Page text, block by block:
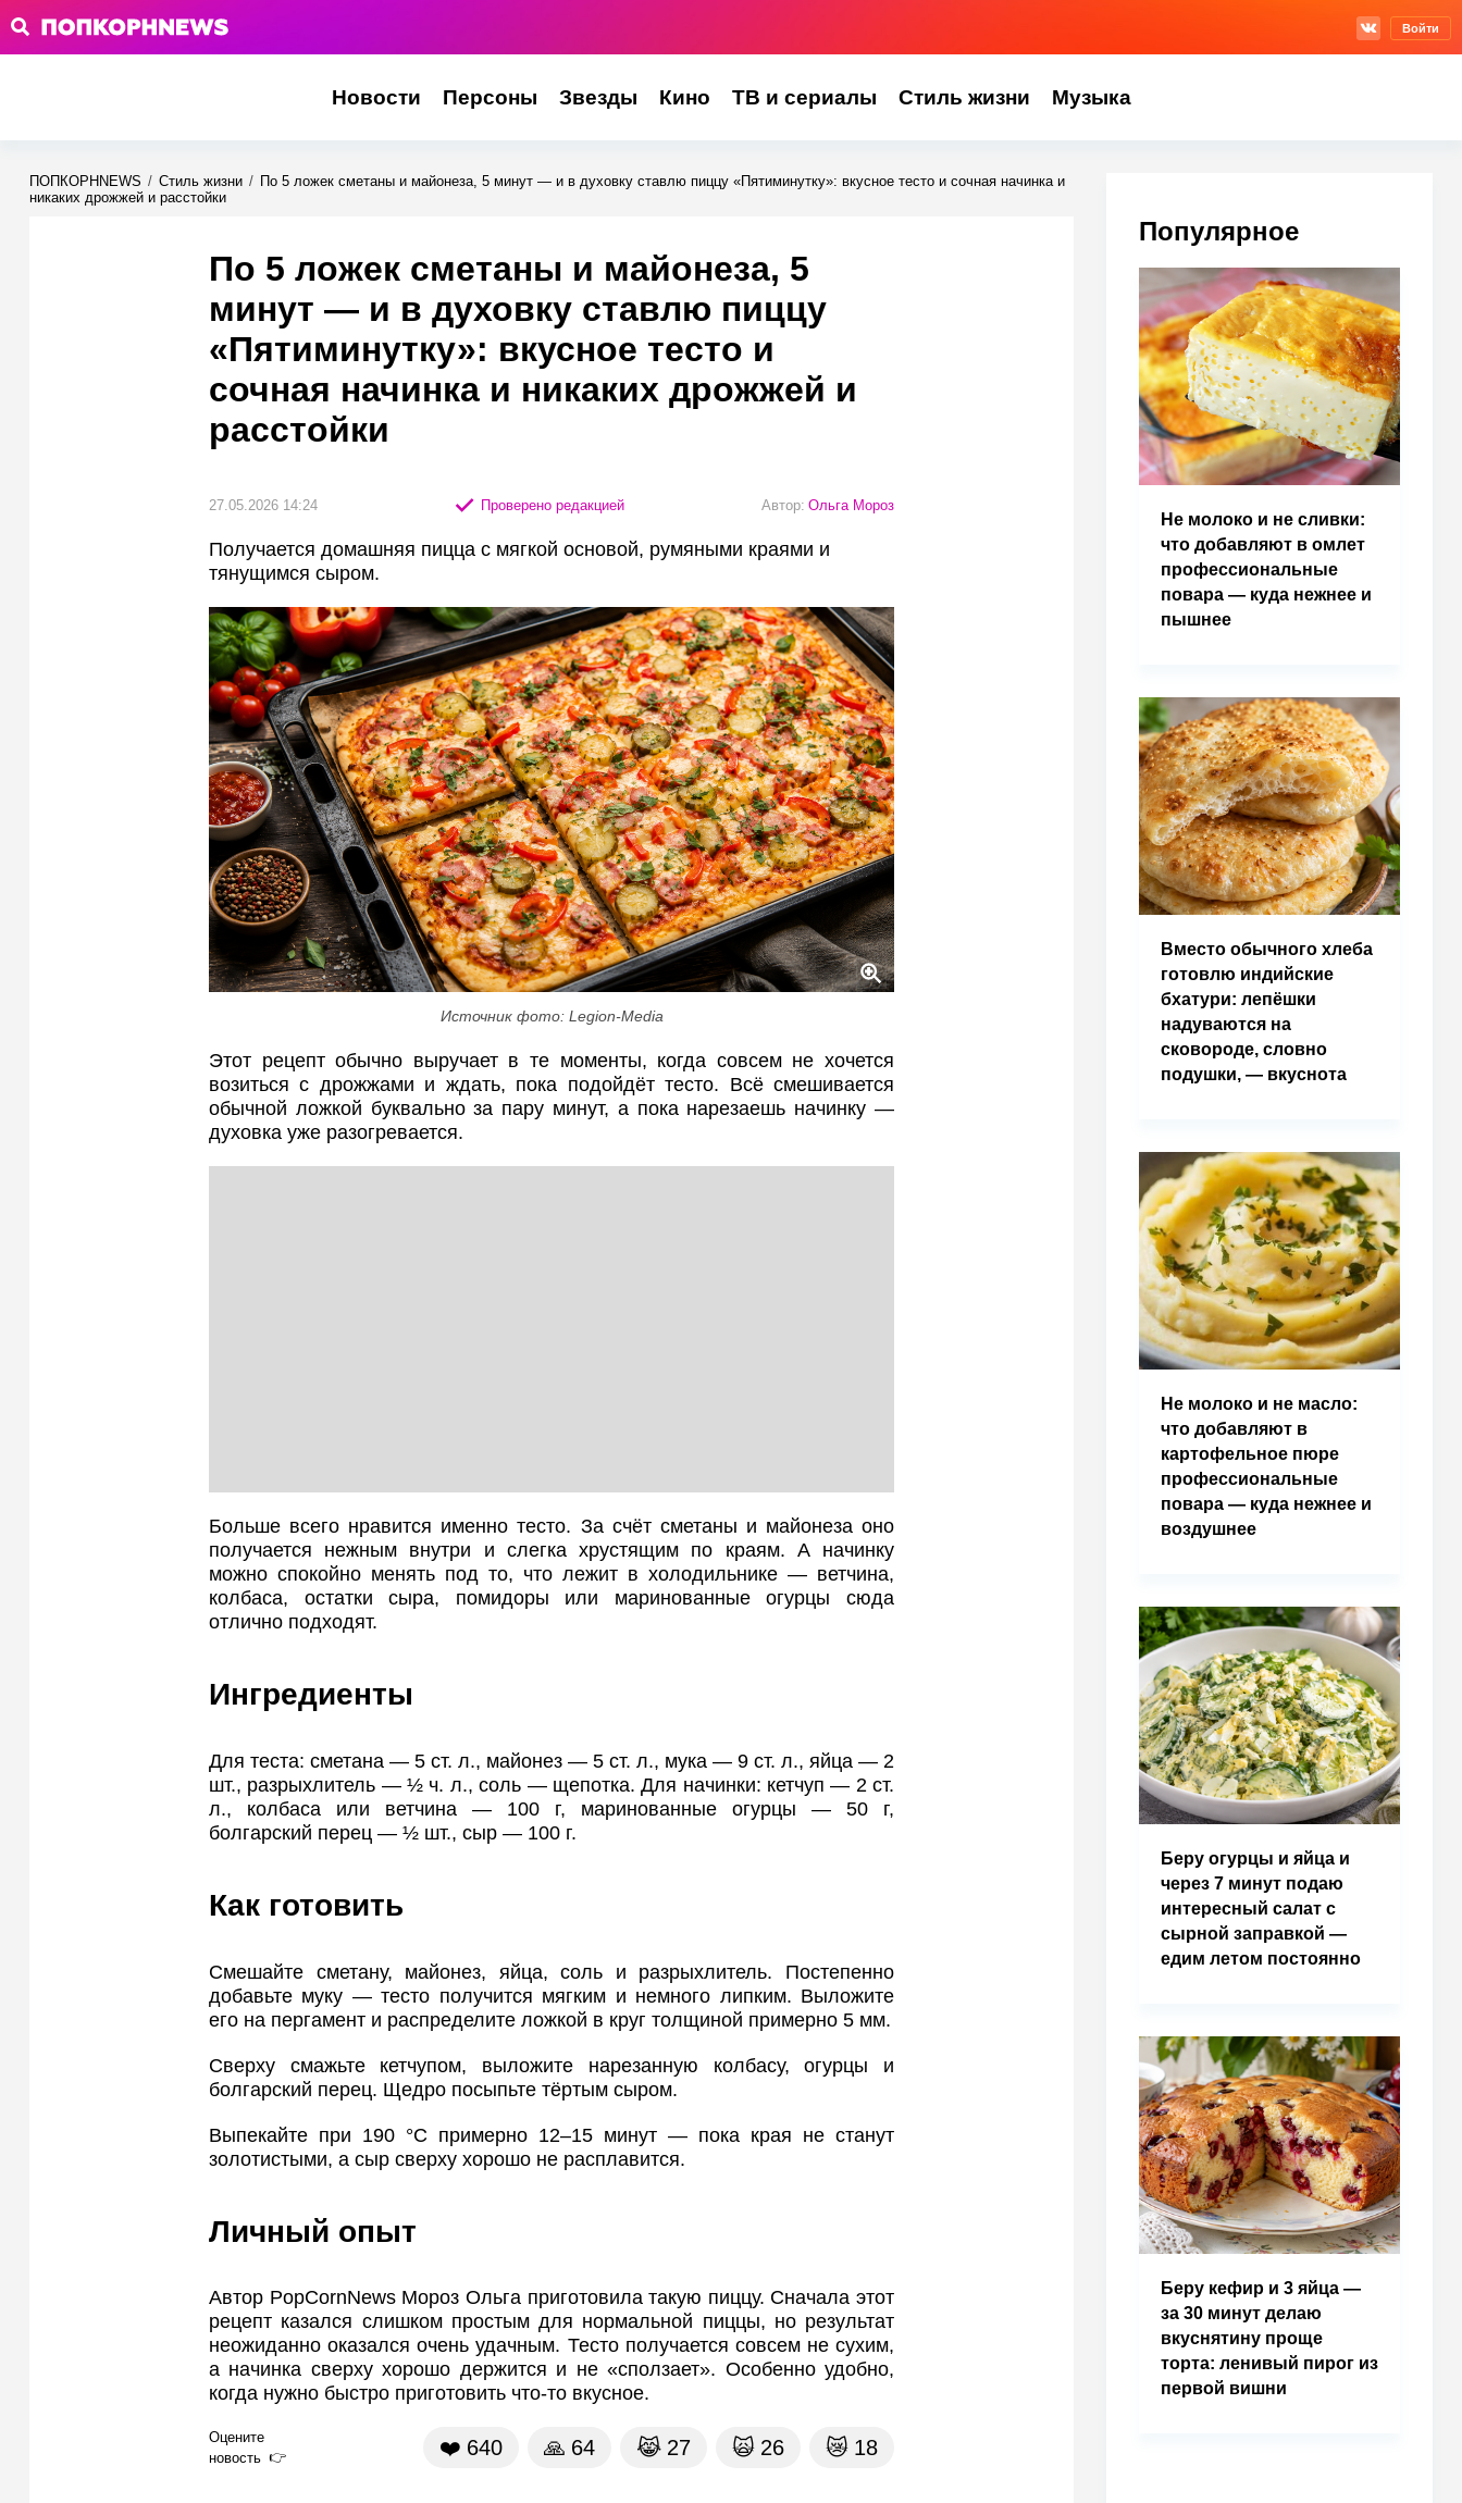
Войти
Новости Персоны Звезды Кино ТВ и сериалы Стиль жизни Музыка
ПОПКОРНNEWS / Стиль жизни / По 5 ложек сметаны и майонеза, 5 минут — и в духовку ставлю пиццу «Пятиминутку»: вкусное тесто и сочная начинка и
никаких дрожжей и расстойки
По 5 ложек сметаны и майонеза, 5
минут — и в духовку ставлю пиццу
«Пятиминутку»: вкусное тесто и
сочная начинка и никаких дрожжей и
расстойки
27.05.2026 14:24 Проверено редакцией Автор: Ольга Мороз
Получается домашняя пицца с мягкой основой, румяными краями и
тянущимся сыром.
Источник фото: Legion-Media
Этот рецепт обычно выручает в те моменты, когда совсем не хочется
возиться с дрожжами и ждать, пока подойдёт тесто. Всё смешивается
обычной ложкой буквально за пару минут, а пока нарезаешь начинку —
духовка уже разогревается.
Больше всего нравится именно тесто. За счёт сметаны и майонеза оно
получается нежным внутри и слегка хрустящим по краям. А начинку
можно спокойно менять под то, что лежит в холодильнике — ветчина,
колбаса, остатки сыра, помидоры или маринованные огурцы сюда
отлично подходят.
Ингредиенты
Для теста: сметана — 5 ст. л., майонез — 5 ст. л., мука — 9 ст. л., яйца — 2
шт., разрыхлитель — ½ ч. л., соль — щепотка. Для начинки: кетчуп — 2 ст.
л., колбаса или ветчина — 100 г, маринованные огурцы — 50 г,
болгарский перец — ½ шт., сыр — 100 г.
Как готовить
Смешайте сметану, майонез, яйца, соль и разрыхлитель. Постепенно
добавьте муку — тесто получится мягким и немного липким. Выложите
его на пергамент и распределите ложкой в круг толщиной примерно 5 мм.
Сверху смажьте кетчупом, выложите нарезанную колбасу, огурцы и
болгарский перец. Щедро посыпьте тёртым сыром.
Выпекайте при 190 °C примерно 12–15 минут — пока края не станут
золотистыми, а сыр сверху хорошо не расплавится.
Личный опыт
Автор PopCornNews Мороз Ольга приготовила такую пиццу. Сначала этот
рецепт казался слишком простым для нормальной пиццы, но результат
неожиданно оказался очень удачным. Тесто получается совсем не сухим,
а начинка сверху хорошо держится и не «сползает». Особенно удобно,
когда нужно быстро приготовить что-то вкусное.
Оцените
новость
❤️ 640 🙏 64 😹 27 🙀 26 😿 18
Популярное
Не молоко и не сливки:
что добавляют в омлет
профессиональные
повара — куда нежнее и
пышнее
Вместо обычного хлеба
готовлю индийские
бхатури: лепёшки
надуваются на
сковороде, словно
подушки, — вкуснота
Не молоко и не масло:
что добавляют в
картофельное пюре
профессиональные
повара — куда нежнее и
воздушнее
Беру огурцы и яйца и
через 7 минут подаю
интересный салат с
сырной заправкой —
едим летом постоянно
Беру кефир и 3 яйца —
за 30 минут делаю
вкуснятину проще
торта: ленивый пирог из
первой вишни